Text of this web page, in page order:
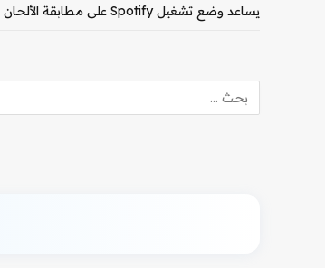
يساعد وضع تشغيل Spotify على مطابقة الألحان مع الإيقاع